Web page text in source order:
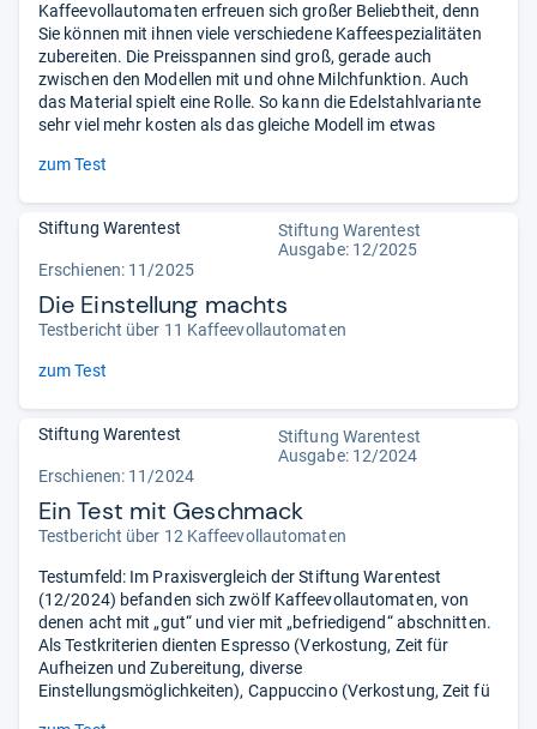
Kaffeevollautomaten erfreuen sich großer Beliebtheit, denn
Sie können mit ihnen viele verschiedene Kaffeespezialitäten
zubereiten. Die Preisspannen sind groß, gerade auch
zwischen den Modellen mit und ohne Milchfunktion. Auch
das Material spielt eine Rolle. So kann die Edelstahlvariante
sehr viel mehr kosten als das gleiche Modell im etwas
zum Test
Stiftung Warentest
Stiftung Warentest
Ausgabe: 12/2025
Erschienen: 11/2025
Die Einstellung machts
Testbericht über 11 Kaffeevollautomaten
zum Test
Stiftung Warentest
Stiftung Warentest
Ausgabe: 12/2024
Erschienen: 11/2024
Ein Test mit Geschmack
Testbericht über 12 Kaffeevollautomaten
Testumfeld: Im Praxisvergleich der Stiftung Warentest
(12/2024) befanden sich zwölf Kaffeevollautomaten, von
denen acht mit „gut“ und vier mit „befriedigend“ abschnitten.
Als Testkriterien dienten Espresso (Verkostung, Zeit für
Aufheizen und Zubereitung, diverse
Einstellungsmöglichkeiten), Cappuccino (Verkostung, Zeit fü